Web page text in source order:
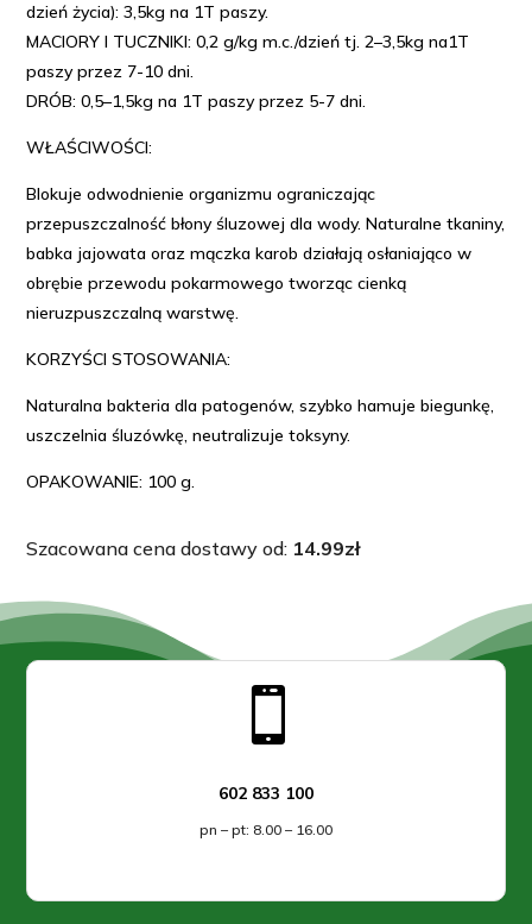
dzień życia): 3,5kg na 1T paszy.
MACIORY I TUCZNIKI: 0,2 g/kg m.c./dzień tj. 2–3,5kg na1T
paszy przez 7-10 dni.
DRÓB: 0,5–1,5kg na 1T paszy przez 5-7 dni.
WŁAŚCIWOŚCI:
Blokuje odwodnienie organizmu ograniczając
przepuszczalność błony śluzowej dla wody. Naturalne tkaniny,
babka jajowata oraz mączka karob działają osłaniająco w
obrębie przewodu pokarmowego tworząc cienką
nieruzpuszczalną warstwę.
KORZYŚCI STOSOWANIA:
Naturalna bakteria dla patogenów, szybko hamuje biegunkę,
uszczelnia śluzówkę, neutralizuje toksyny.
OPAKOWANIE: 100 g.
Szacowana cena dostawy od: 14.99zł

602 833 100
pn – pt: 8.00 – 16.00